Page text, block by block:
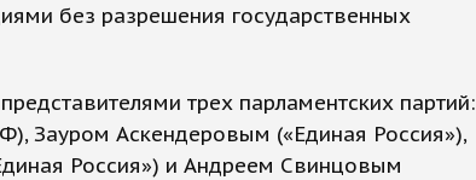
без разрешения государственных
трех парламентских партий:
Зауром Аскендеровым («Единая Россия»),
Россия») и Андреем Свинцовым